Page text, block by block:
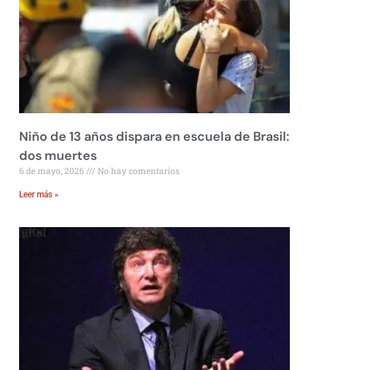
Niño de 13 años dispara en escuela de Brasil:
dos muertes
6 de mayo, 2026 No hay comentarios
Leer más »